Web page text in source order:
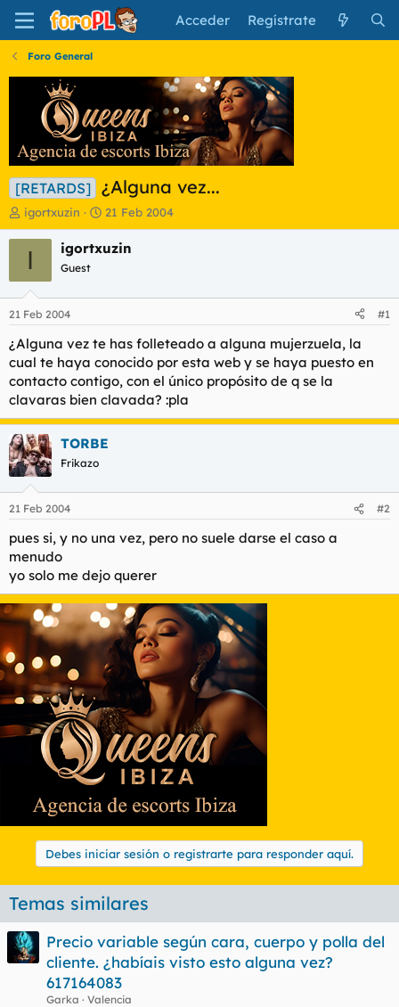
Acceder Regístrate
Foro General
[RETARDS] ¿Alguna vez...
I
n
i
a
d
o
r
e
l
t
e
m
a
igortxuzin
F
e
c
i
n
c
i
o
21 Feb 2004
I igortxuzin
Guest
21 Feb 2004 #1
¿Alguna vez te has folleteado a alguna mujerzuela, la
cual te haya conocido por esta web y se haya puesto en
contacto contigo, con el único propósito de q se la
clavaras bien clavada? :pla
TORBE
Frikazo
21 Feb 2004 #2
pues si, y no una vez, pero no suele darse el caso a
menudo
yo solo me dejo querer
Debes iniciar sesión o registrarte para responder aquí.
Temas similares
Precio variable según cara, cuerpo y polla del
cliente. ¿habíais visto esto alguna vez?
617164083
Garka
Valencia